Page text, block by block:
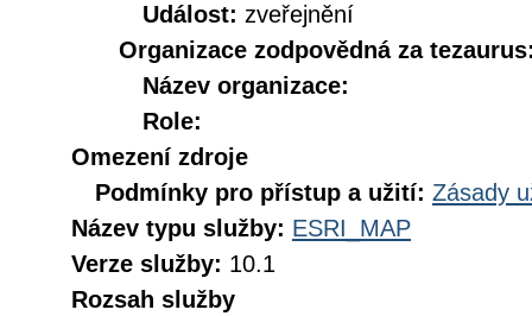
Událost: zveřejnění
Organizace zodpovědná za
Název organizace:
Role:
Omezení zdroje
Podmínky pro přístup a užití: Zásady
Název typu služby: ESRI_MAP
Verze služby: 10.1
Rozsah služby